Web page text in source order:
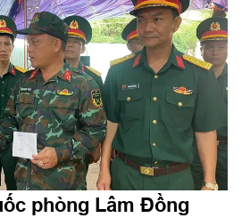
phòng Lâm Đồng